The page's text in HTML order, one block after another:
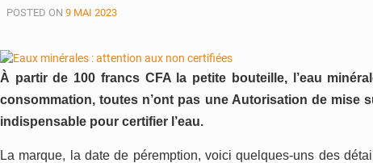
POSTED ON 9 MAI 2023
À partir de 100 francsCFA la petite bouteille, l’eau
consommation, toutes n’ont pas une Autorisation de mise
indispensable pour certifier l’eau.
La marque, la date de péremption, voici quelques-uns des